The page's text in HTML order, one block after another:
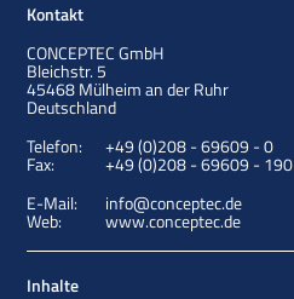
Kontakt
CONCEPTEC GmbH
Bleichstr. 5
45468Mülheim an der Ruhr
Deutschland
Telefon:
+49 (0)208 - 69609 - 0
Fax:
+49 (0)208 - 69609 - 190
E-Mail:
info@conceptec.de
Web: www.conceptec.de
Inhalte